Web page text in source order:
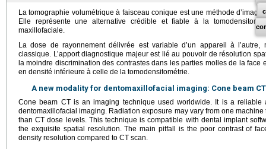
La tomographie volumétrique à faisceau conique est une méthode
Elle représente une alternative crédible et fiable à la
maxillofaciale.
La dose de rayonnement délivrée est variable d’un appareil à l’autre,
classique. L’apport diagnostique majeur est lié au pouvoir de résolution
la moindre discrimination des contrastes dans les parties molles de la face
en densité inférieure à celle de la tomodensitométrie.
A new modality for dentomaxillofacial imaging: Cone beam CT
Cone beam CT is an imaging technique used worldwide. It is a reliable
dentomaxillofacial imaging. Radiation exposure may vary from one
than CT dose levels. This technique is compatible with dental implant
the exquisite spatial resolution. The main pitfall is the poor contrast of
density resolution compared to CT scan.